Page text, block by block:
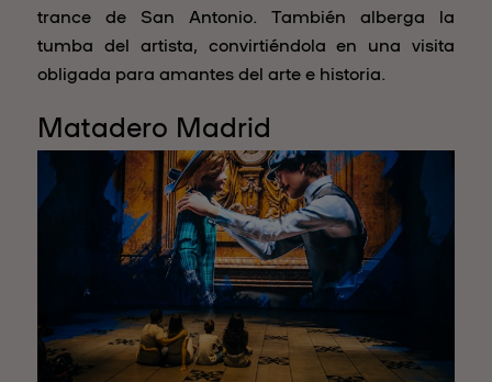
trance de San Antonio. También alberga la
tumba del artista, convirtiéndola en una visita
obligada para amantes del arte e historia.
Matadero Madrid